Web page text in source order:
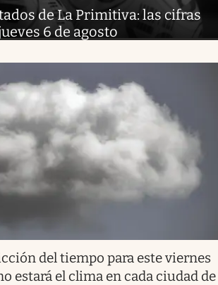
de La Primitiva: las cifras
6 de agosto
del tiempo para este viernes
estará el clima en cada ciudad de